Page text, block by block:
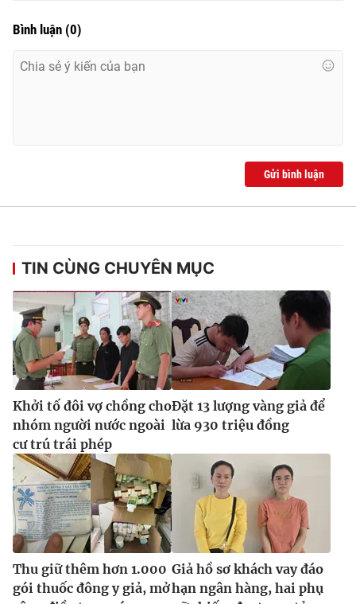
Bình luận (0)
Gửi bình luận
TIN CÙNG CHUYÊN MỤC
Khởi tố đôi vợ chồng cho
nhóm người nước ngoài
cư trú trái phép
Đặt 13 lượng vàng giả để
lừa 930 triệu đồng
Thu giữ thêm hơn 1.000
gói thuốc đông y giả, mở
Giả hồ sơ khách vay đáo
hạn ngân hàng, hai phụ